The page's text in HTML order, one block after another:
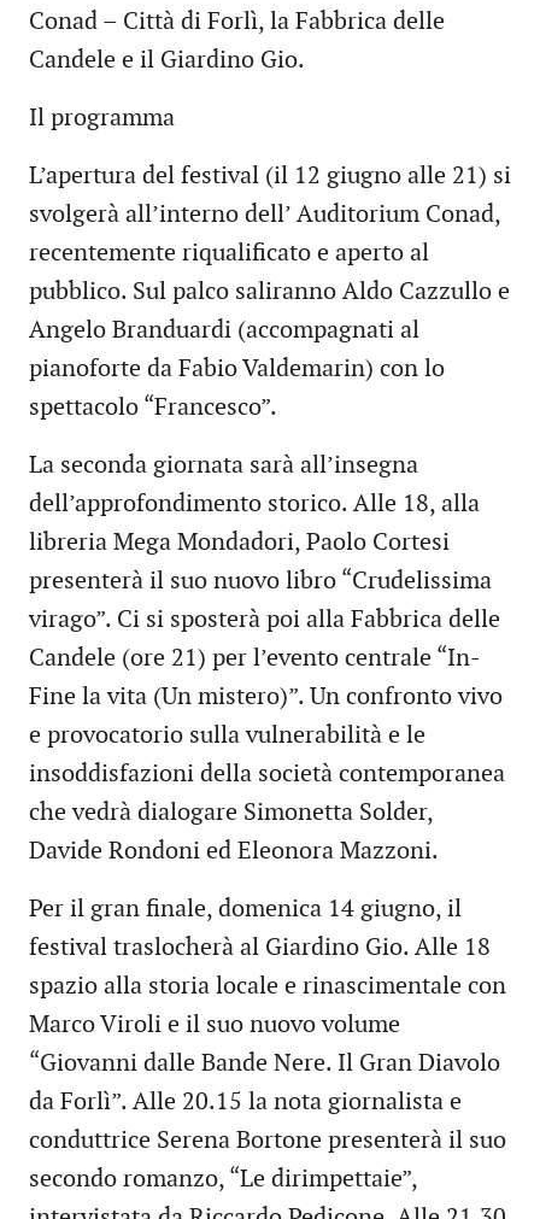
Conad – Città di Forlì, la Fabbrica delle
Candele e il Giardino Gio.
Il programma
L’apertura del festival (il 12 giugno alle 21) si
svolgerà all’interno dell’ Auditorium Conad,
recentemente riqualificato e aperto al
pubblico. Sul palco saliranno Aldo Cazzullo e
Angelo Branduardi (accompagnati al
pianoforte da Fabio Valdemarin) con lo
spettacolo “Francesco”.
La seconda giornata sarà all’insegna
dell’approfondimento storico. Alle 18, alla
libreria Mega Mondadori, Paolo Cortesi
presenterà il suo nuovo libro “Crudelissima
virago”. Ci si sposterà poi alla Fabbrica delle
Candele (ore 21) per l’evento centrale “In-
Fine la vita (Un mistero)”. Un confronto vivo
e provocatorio sulla vulnerabilità e le
insoddisfazioni della società contemporanea
che vedrà dialogare Simonetta Solder,
Davide Rondoni ed Eleonora Mazzoni.
Per il gran finale, domenica 14 giugno, il
festival traslocherà al Giardino Gio. Alle 18
spazio alla storia locale e rinascimentale con
Marco Viroli e il suo nuovo volume
“Giovanni dalle Bande Nere. Il Gran Diavolo
da Forlì”. Alle 20.15 la nota giornalista e
conduttrice Serena Bortone presenterà il suo
secondo romanzo, “Le dirimpettaie”,